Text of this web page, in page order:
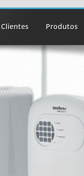
Clientes Produtos